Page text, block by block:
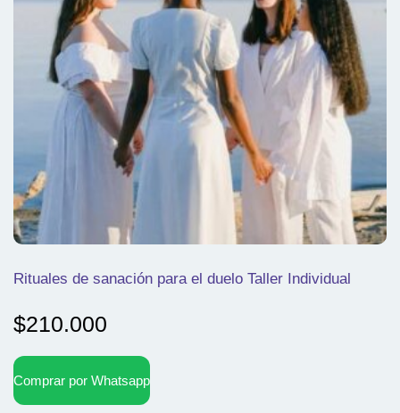
Rituales de sanación para el duelo Taller Individual
$210.000
Comprar por Whatsapp